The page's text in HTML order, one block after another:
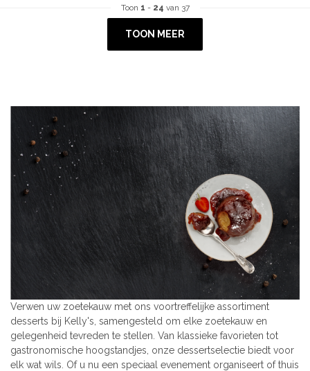
Toon 1 - 24 van 37
TOON MEER
Verwen uw zoetekauw met ons voortreffelijke assortiment
desserts bij Kelly's, samengesteld om elke zoetekauw en
gelegenheid tevreden te stellen. Van klassieke favorieten tot
gastronomische hoogstandjes, onze dessertselectie biedt voor
elk wat wils. Of u nu een speciaal evenement organiseert of thuis